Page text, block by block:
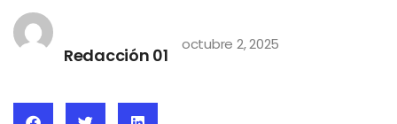
Redacción 01
octubre 2, 2025